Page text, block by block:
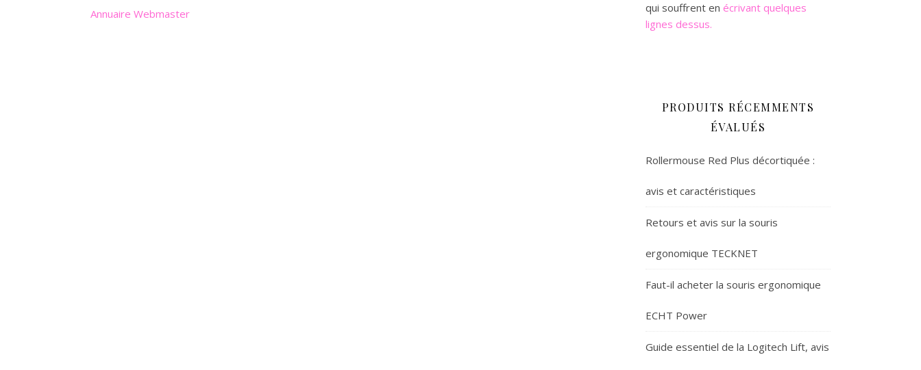
Annuaire Webmaster
qui souffrent en écrivant quelques
lignes dessus.
PRODUITS RÉCEMMENTS
ÉVALUÉS
Rollermouse Red Plus décortiquée :
avis et caractéristiques
Retours et avis sur la souris
ergonomique TECKNET
Faut-il acheter la souris ergonomique
ECHT Power
Guide essentiel de la Logitech Lift, avis